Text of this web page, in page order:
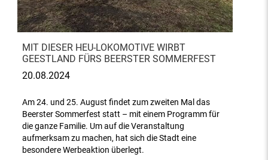
MIT DIESER HEU-LOKOMOTIVE WIRBT
GEESTLAND FÜRS BEERSTER SOMMERFEST
20.08.2024
Am 24. und 25. August findet zum zweiten Mal das
Beerster Sommerfest statt – mit einem Programm für
die ganze Familie. Um auf die Veranstaltung
aufmerksam zu machen, hat sich die Stadt eine
besondere Werbeaktion überlegt.